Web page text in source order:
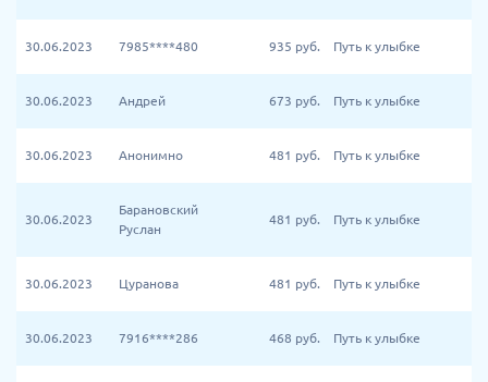
30.06.2023 7985****480 935 руб. Путь к улыбке
30.06.2023 Андрей 673 руб. Путь к улыбке
30.06.2023 Анонимно 481 руб. Путь к улыбке
30.06.2023
Барановский
Руслан
481 руб. Путь к улыбке
30.06.2023 Цуранова 481 руб. Путь к улыбке
30.06.2023 7916****286 468 руб. Путь к улыбке